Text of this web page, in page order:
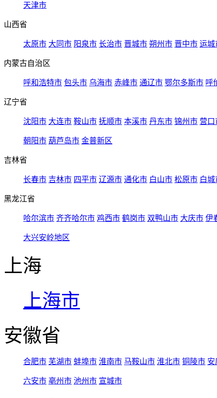
天津市
山西省
太原市 大同市 阳泉市 长治市 晋城市 朔州市 晋中市 运城
内蒙古自治区
呼和浩特市 包头市 乌海市 赤峰市 通辽市 鄂尔多斯市 呼
辽宁省
沈阳市 大连市 鞍山市 抚顺市 本溪市 丹东市 锦州市 营口
朝阳市 葫芦岛市 金普新区
吉林省
长春市 吉林市 四平市 辽源市 通化市 白山市 松原市 白城
黑龙江省
哈尔滨市 齐齐哈尔市 鸡西市 鹤岗市 双鸭山市 大庆市 伊
大兴安岭地区
上海
上海市
安徽省
合肥市 芜湖市 蚌埠市 淮南市 马鞍山市 淮北市 铜陵市 安
六安市 亳州市 池州市 宣城市